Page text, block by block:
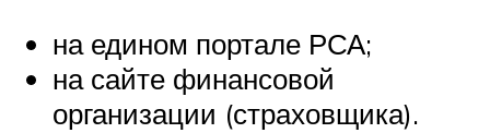
на едином портале РСА;
на сайте финансовой
организации (страховщика).